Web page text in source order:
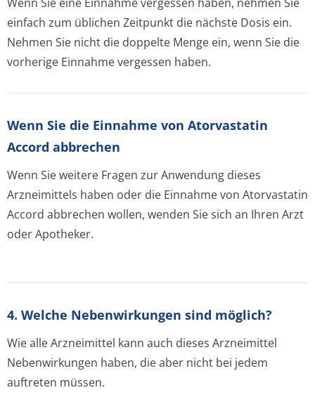
einfach zum üblichen Zeitpunkt die nächste Dosis ein.
Nehmen Sie nicht die doppelte Menge ein, wenn Sie die
vorherige Einnahme vergessen haben.
Wenn Sie die Einnahme von Atorvastatin
Accord abbrechen
Wenn Sie weitere Fragen zur Anwendung dieses
Arzneimittels haben oder die Einnahme von Atorvastatin
Accord abbrechen wollen, wenden Sie sich an Ihren Arzt
oder Apotheker.
4. Welche Nebenwirkungen sind möglich?
Wie alle Arzneimittel kann auch dieses Arzneimittel
Nebenwirkungen haben, die aber nicht bei jedem
auftreten müssen.